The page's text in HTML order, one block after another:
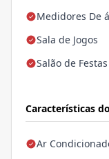
Medidores De
Sala de Jogos
Salão de Festas
Características
Ar